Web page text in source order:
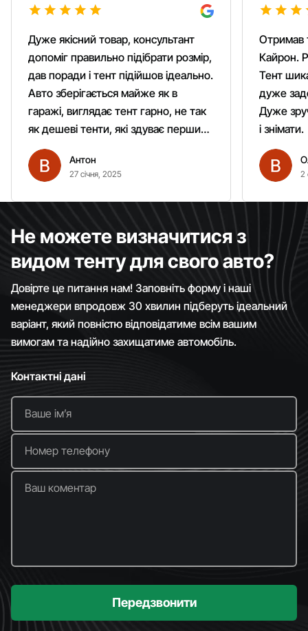
Дуже якісний товар, консультант
допоміг правильно підібрати розмір,
дав поради і тент підійшов ідеально.
Авто зберігається майже як в
гаражі, виглядає тент гарно, не так
як дешеві тенти, які здуває першим
вітром. Гарно кріпиться.
Рекомендую однозначно!
Антон
27 січня, 2025
Отримав
Кайрон.
Тент
дуже
Дуже
і знімати.
2
Не можете визначитися з
видом тенту для свого авто?
Довірте це питання нам! Заповніть форму і наші
менеджери впродовж 30 хвилин підберуть ідеальний
варіант, який повністю відповідатиме всім вашим
вимогам та надійно захищатиме автомобіль.
Контактні дані
Ваше імʼя
Номер телефону
Ваш коментар
Передзвонити